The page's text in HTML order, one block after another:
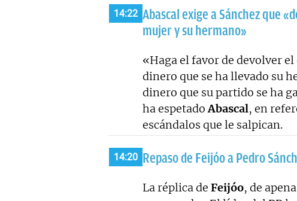
14:22 Abascal exige a Sánchez que
mujer y su hermano»
«Haga el favor de devolver
dinero que se ha llevado su
dinero que su partido se ha
ha espetadoAbascal, en
escándalos que le salpican.
14:20 Repaso de Feijóo a Pedro
La réplica de Feijóo, de